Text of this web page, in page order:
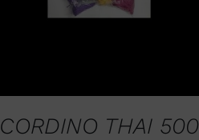
CORDINO THAI 500